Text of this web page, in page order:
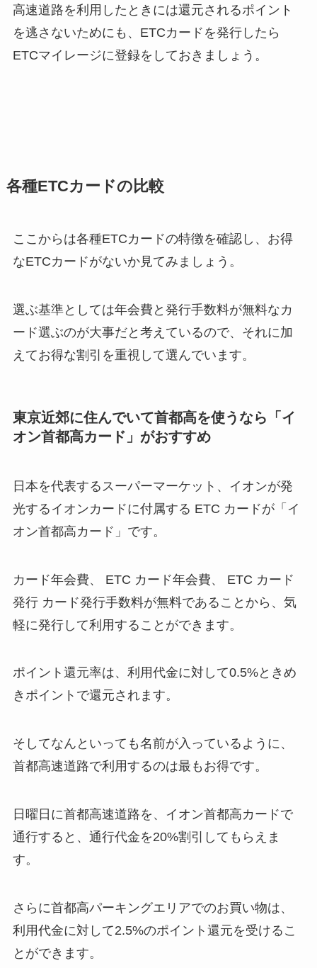
高速道路を利用したときには還元されるポイント
を逃さないためにも、ETCカードを発行したら
ETCマイレージに登録をしておきましょう。
各種ETCカードの比較
ここからは各種ETCカードの特徴を確認し、お得
なETCカードがないか見てみましょう。
選ぶ基準としては年会費と発行手数料が無料なカ
ード選ぶのが大事だと考えているので、それに加
えてお得な割引を重視して選んでいます。
東京近郊に住んでいて首都高を使うなら「イ
オン首都高カード」がおすすめ
日本を代表するスーパーマーケット、イオンが発
光するイオンカードに付属する ETC カードが「イ
オン首都高カード」です。
カード年会費、 ETC カード年会費、 ETC カード
発行 カード発行手数料が無料であることから、気
軽に発行して利用することができます。
ポイント還元率は、利用代金に対して0.5%ときめ
きポイントで還元されます。
そしてなんといっても名前が入っているように、
首都高速道路で利用するのは最もお得です。
日曜日に首都高速道路を、イオン首都高カードで
通行すると、通行代金を20%割引してもらえま
す。
さらに首都高パーキングエリアでのお買い物は、
利用代金に対して2.5%のポイント還元を受けるこ
とができます。